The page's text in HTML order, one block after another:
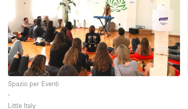
Spazio per Eventi
∙
Little Italy